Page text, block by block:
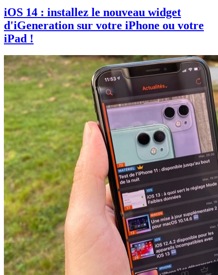
iOS 14 : installez le nouveau widget
d'iGeneration sur votre iPhone ou votre
iPad !